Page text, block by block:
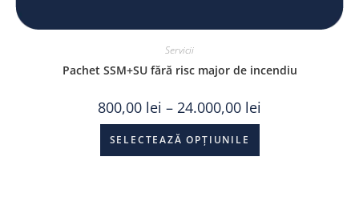
Servicii
Pachet SSM+SU fără risc major de incendiu
800,00 lei – 24.000,00 lei
SELECTEAZĂ OPȚIUNILE